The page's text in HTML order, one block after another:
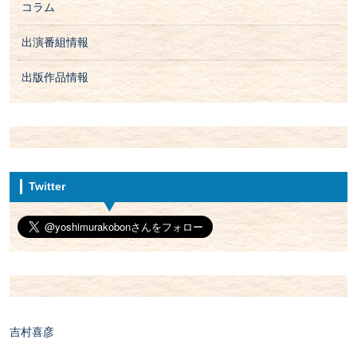
コラム
出演番組情報
出版作品情報
Twitter
吉村喜彦